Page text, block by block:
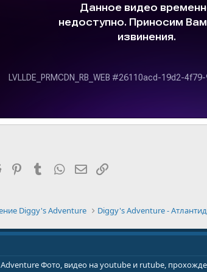
Reddit PinterestTumblrWhatsApp
E-mail
Diggy's Adventure Diggy's Adventure -
Фото, видео на youtube и rutube,